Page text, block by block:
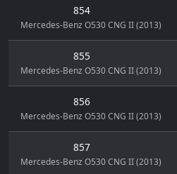
854
Mercedes-Benz O530 CNG II (2013)
855
Mercedes-Benz O530 CNG II (2013)
856
Mercedes-Benz O530 CNG II (2013)
857
Mercedes-Benz O530 CNG II (2013)